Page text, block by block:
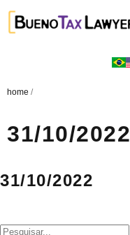
home /
31/10/2022
31/10/2022